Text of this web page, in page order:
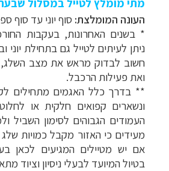
העונה המומלצת: סוף יוני עד סוף
* בשנים האחרונות, בעקבות
ניתן לעיתים לטייל גם בתחילת יוני
חשוב לבדוק מראש את מצב השלג,
ואת פעילות הרכבל.
** בדרך כלל האגמים מתחילים
ונשארים קפואים חלקית או
העמודים הגבוהים לסימון השביל
מעידים כי האזור מקבל כמויות
אם יש מטיילים המגיעים לכאן
בטיול המיועד לבעלי ניסיון וציוד